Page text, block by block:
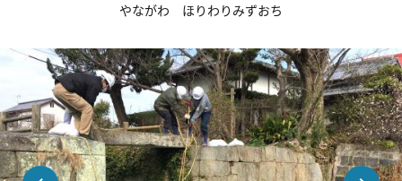
やながわ ほりわりみずおち